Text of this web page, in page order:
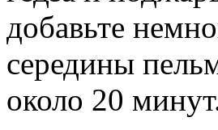
добавьте
середины
около 20